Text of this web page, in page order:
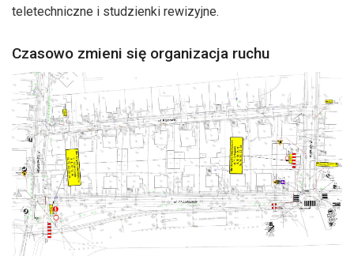
teletechniczne i studzienki rewizyjne.
Czasowo zmieni się organizacja ruchu